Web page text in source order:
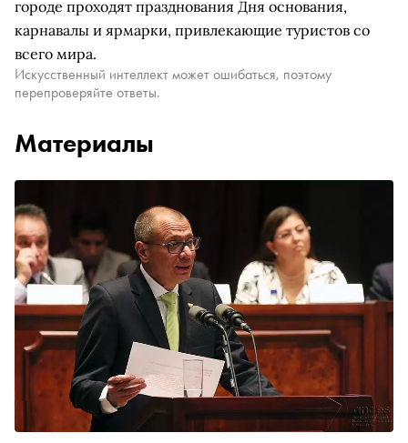
городе проходят празднования Дня основания,
карнавалы и ярмарки, привлекающие туристов со
всего мира.
Искусственный интеллект может ошибаться, поэтому
перепроверяйте ответы.
Материалы